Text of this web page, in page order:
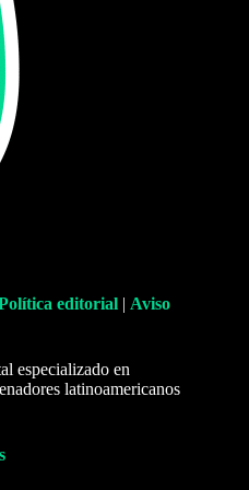
editorial | Aviso
especializado en
latinoamericanos